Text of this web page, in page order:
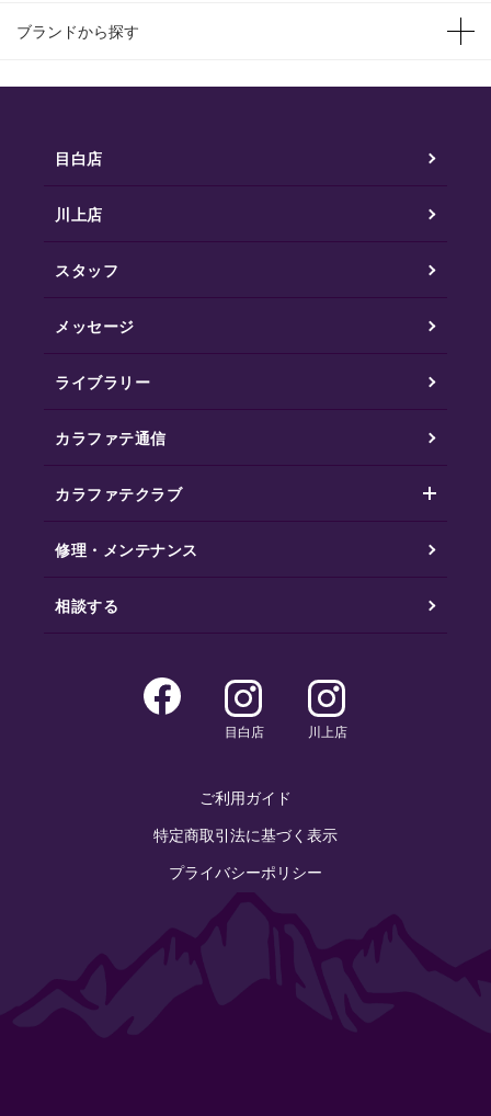
ブランドから探す
目白店
川上店
スタッフ
メッセージ
ライブラリー
カラファテ通信
カラファテクラブ
修理・メンテナンス
相談する
目白店 川上店
ご利用ガイド
特定商取引法に基づく表示
プライバシーポリシー